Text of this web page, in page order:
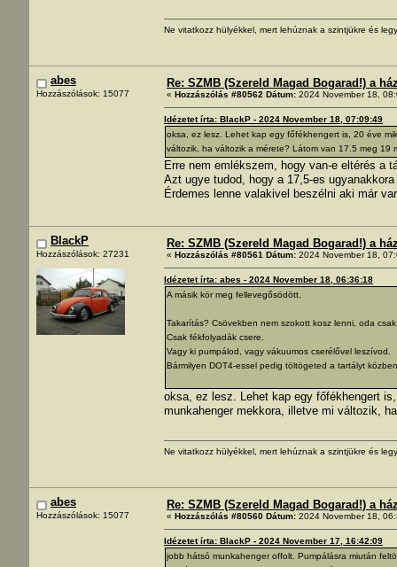
Ne vitatkozz hülyékkel, mert lehúznak a szintjükre és
abes
Hozzászólások: 15077
Re: SZMB (Szereld Magad Bogarad!) a
« Hozzászólás #80562 Dátum: 2024 November 18,
Idézetet írta: BlackP - 2024 November 18, 07:09:49
oksa, ez lesz. Lehet kap egy főfékhengert is, 20 éve
változik, ha változik a mérete? Látom van 17.5 meg 19
Erre nem emlékszem, hogy van-e eltérés a
Azt ugye tudod, hogy a 17,5-es
Érdemes lenne valakivel beszélni aki már
BlackP
Hozzászólások: 27231
Re: SZMB (Szereld Magad Bogarad!) a
« Hozzászólás #80561 Dátum: 2024 November 18,
Idézetet írta: abes - 2024 November 18, 06:36:18
A másik kör meg fellevegősödött.
Takarítás? Csövekben nem szokott kosz lenni, oda
Csak fékfolyadák csere.
Vagy ki pumpálod, vagy vákuumos cserélővel leszívod.
Bármilyen DOT4-essel pedig töltögeted a tartályt
oksa, ez lesz. Lehet kap egy főfékhengert
munkahenger mekkora, illetve mi változik,
Ne vitatkozz hülyékkel, mert lehúznak a szintjükre és
abes
Hozzászólások: 15077
Re: SZMB (Szereld Magad Bogarad!) a
« Hozzászólás #80560 Dátum: 2024 November 18,
Idézetet írta: BlackP - 2024 November 17, 16:42:09
jobb hátsó munkahenger offolt. Pumpálásra miután